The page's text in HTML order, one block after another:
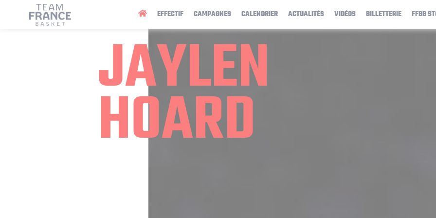
EFFECTIF CAMPAGNES CALENDRIER ACTUALITÉS VIDÉOS BILLETTERIE FFBB
JAYLEN
HOARD
Panneau de gestion des cookies